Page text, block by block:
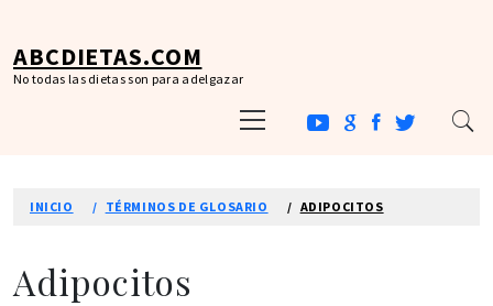
contenido
ABCDIETAS.COM
No todas las dietas son para adelgazar
principal
INICIO TÉRMINOS DE GLOSARIO ADIPOCITOS
Adipocitos